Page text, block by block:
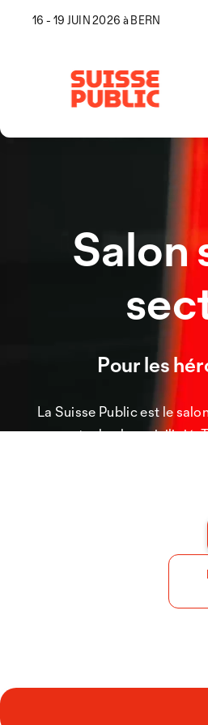
16 - 19 JUIN 2026 à BERN
Salon
Pour les
La Suisse Public est le
rencontre le plus priviligié.